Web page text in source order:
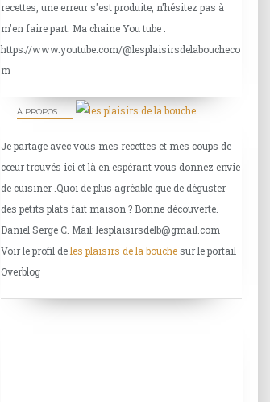
MARINADES
DESSERTS
recettes, une erreur s'est produite, n'hésitez pas à
m'en faire part. Ma chaine You tube :
https://www.youtube.com/@lesplaisirsdelaboucheco
m
À PROPOS
Je partage avec vous mes recettes et mes coups de
cœur trouvés ici et là en espérant vous donnez envie
de cuisiner .Quoi de plus agréable que de déguster
des petits plats fait maison ? Bonne découverte.
Daniel Serge C. Mail: lesplaisirsdelb@gmail.com
Voir le profil deles plaisirs de la bouchesur le portail
Overblog